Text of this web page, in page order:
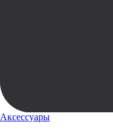
Аксессуары